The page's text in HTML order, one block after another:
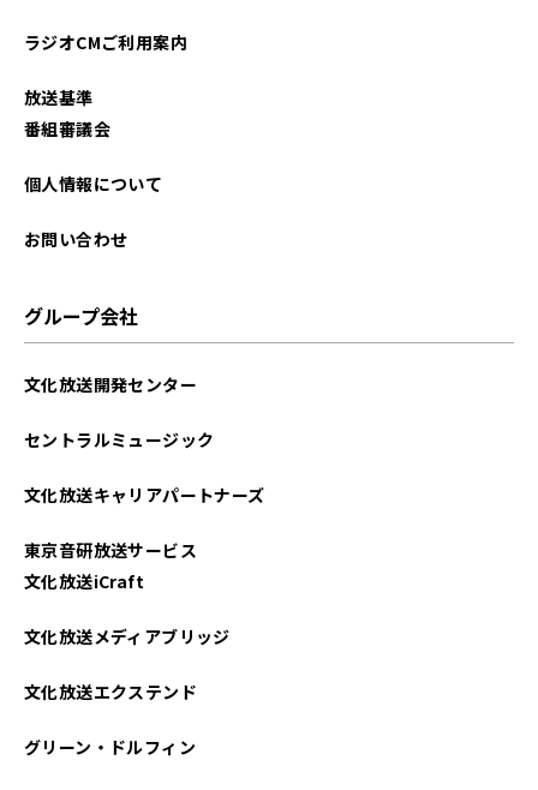
ラジオCMご利用案内
放送基準
番組審議会
個人情報について
お問い合わせ
グループ会社
文化放送開発センター
セントラルミュージック
文化放送キャリアパートナーズ
東京音研放送サービス
文化放送iCraft
文化放送メディアブリッジ
文化放送エクステンド
グリーン・ドルフィン